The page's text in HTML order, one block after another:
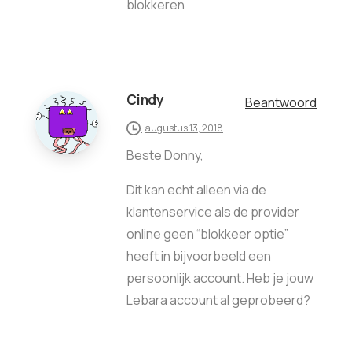
blokkeren
Cindy Beantwoord
augustus 13, 2018
Beste Donny,
Dit kan echt alleen via de
klantenservice als de provider
online geen “blokkeer optie”
heeft in bijvoorbeeld een
persoonlijk account. Heb je jouw
Lebara account al geprobeerd?